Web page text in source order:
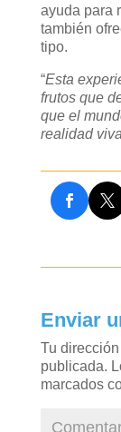
ayuda para
también
tipo.
“Esta
frutos que
que el
realidad
Enviar
Tu
publicada.
marcados